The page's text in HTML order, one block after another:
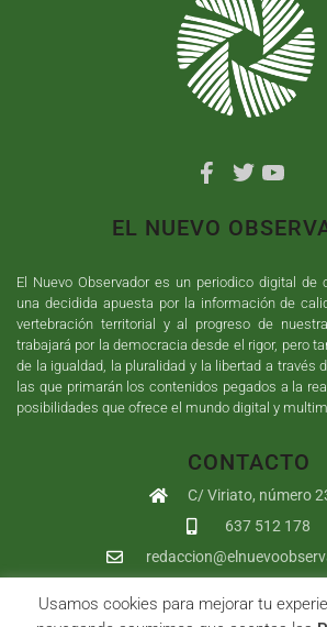
EL NUEVO
El Nuevo Observador es un periodico digital de
una decidida apuesta por la información de
vertebración territorial y al progreso de
trabajará por la democracia desde el rigor, pero
de la igualdad, la pluralidad y la libertad a través
las que primarán los contenidos pegados a la
posibilidades que ofrece el mundo digital y
CONTACTO
C/ Viriato, número
637 512 178
Usamos cookies para mejorar tu